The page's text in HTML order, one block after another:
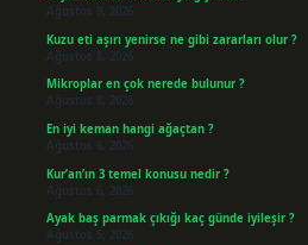
Ağustos 9, 2026
Kuzu eti aşırı yenirse ne gibi zararları olur ?
Ağustos 8, 2026
Mikroplar en çok nerede bulunur ?
Ağustos 8, 2026
En iyi keman hangi ağaçtan ?
Ağustos 6, 2026
Kur’an’ın 3 temel konusu nedir ?
Ağustos 6, 2026
Ayak baş parmak çıkığı kaç günde iyileşir ?
Ağustos 5, 2026